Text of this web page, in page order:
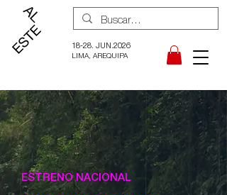
18-28. JUN.2026
LIMA, AREQUIPA
ESTRENO NACIONAL